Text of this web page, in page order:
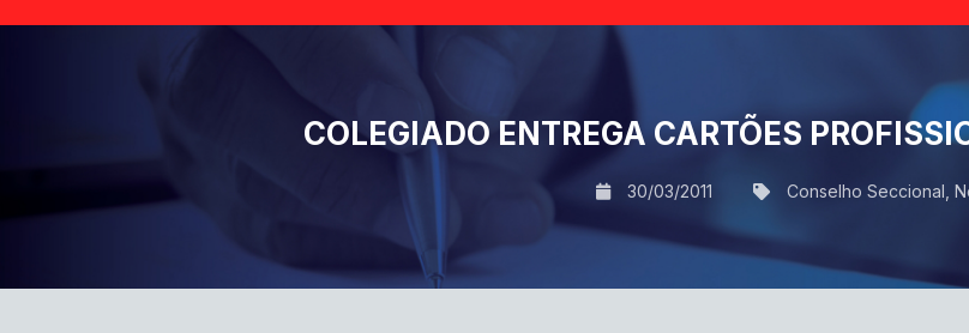
COLEGIADO ENTREGA CARTÕES
30/03/2011 Conselho Seccional